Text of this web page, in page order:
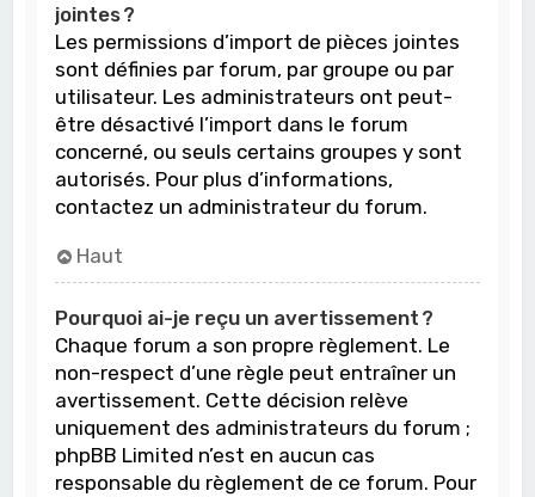
jointes ?
Les permissions d’import de pièces jointes
sont définies par forum, par groupe ou par
utilisateur. Les administrateurs ont peut-
être désactivé l’import dans le forum
concerné, ou seuls certains groupes y sont
autorisés. Pour plus d’informations,
contactez un administrateur du forum.
Haut
Pourquoi ai-je reçu un avertissement ?
Chaque forum a son propre règlement. Le
non-respect d’une règle peut entraîner un
avertissement. Cette décision relève
uniquement des administrateurs du forum ;
phpBB Limited n’est en aucun cas
responsable du règlement de ce forum. Pour